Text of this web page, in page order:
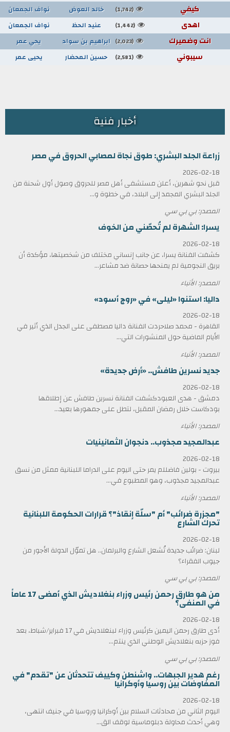
كيفي (1,742) خالد العوض نواف الجمعان
اهدى (1,442) عنيد الحظ نواف الجمعان
انت وضميرك (2,023) ابراهيم بن سواد يحي عمر
سيبوني (2,581) حسين المحضار يحيى عمر
أخبار فنية
زراعة الجلد البشري: طوق نجاة لمصابي الحروق في مصر
2026-02-18
قبل نحو شهرين، أعلن مستشفى أهل مصر للحروق وصول أول شحنة من
الجلد البشري المجمد إلى البلاد، في خطوة و...
المصدر: بي بي سي
يسرا: الشهرة لم تُحصّني من الخوف
2026-02-18
كشفت الفنانة يسرا، عن جانب إنساني مختلف من شخصيتها، مؤكدة أن
بريق النجومية لم يمنحها حصانة ضد مشاعر...
المصدر: الأنباء
داليا: استنوا «ليلى» في «روج أسود»
2026-02-18
القاهرة - محمد صلاحردت الفنانة داليا مصطفى على الجدل الذي أثير في
الأيام الماضية حول المنشورات التي...
المصدر: الأنباء
جديد نسرين طافش.. «أرض جديدة»
2026-02-18
دمشق - هدى العبودكشفت الفنانة نسرين طافش عن إطلاقها
بودكاست خلال رمضان المقبل، لتطل على جمهورها بعيد...
المصدر: الأنباء
عبدالمجيد مجذوب.. دنجوان الثمانينيات
2026-02-18
بيروت - بولين فاضللم يمر حتى اليوم على الدراما اللبنانية ممثل من نسق
عبدالمجيد مجذوب، وهو المطبوع في...
المصدر: الأنباء
"مجزرة ضرائب" أم "سلّة إنقاذ"؟ قرارات الحكومة اللبنانية
تحرك الشارع
2026-02-18
لبنان: ضرائب جديدة تُشعل الشارع والبرلمان.. هل تموّل الدولة الأجور من
جيوب الفقراء؟
المصدر: بي بي سي
من هو طارق رحمن رئيس وزراء بنغلاديش الذي أمضى 17 عاماً
في المنفى؟
2026-02-18
أدى طارق رحمن اليمين كرئيس وزراء لبنغلاديش في 17 فبراير/شباط، بعد
فوز حزبه بنغلاديش الوطني الذي ينتم...
المصدر: بي بي سي
رغم هدير الجبهات.. واشنطن وكييف تتحدثان عن "تقدم" في
المفاوضات بين روسيا وأوكرانيا
2026-02-18
اليوم الثاني من محادثات السلام بين أوكرانيا وروسيا في جنيف انتهى،
وهي أحدث محاولة دبلوماسية لوقف الق...